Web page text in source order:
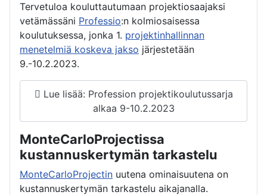
Tervetuloa kouluttautumaan projektiosaajaksi
vetämässäni Professio:n kolmiosaisessa
koulutuksessa, jonka 1. projektinhallinnan
menetelmiä koskeva jakso järjestetään
9.-10.2.2023.
Lue lisää: Profession projektikoulutussarja
alkaa 9-10.2.2023
MonteCarloProjectissa
kustannuskertymän tarkastelu
MonteCarloProjectin uutena ominaisuutena on
kustannuskertymän tarkastelu aikajanalla.